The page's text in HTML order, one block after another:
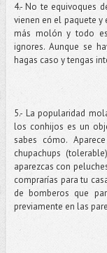
4.- No te equivoques
vienen en el paquete y
más molón y todo
ignores. Aunque se
hagas caso y tengas
5.- La popularidad
los conhijos es un
sabes cómo.
chupachups
aparezcas con
comprarías para tu
de bomberos que
previamente en las